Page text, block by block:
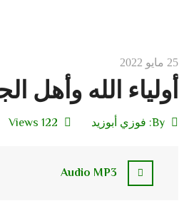
25 مايو 2022
أولياء الله وأهل
By: فوزي أبوزيد 122 Views
Audio MP3